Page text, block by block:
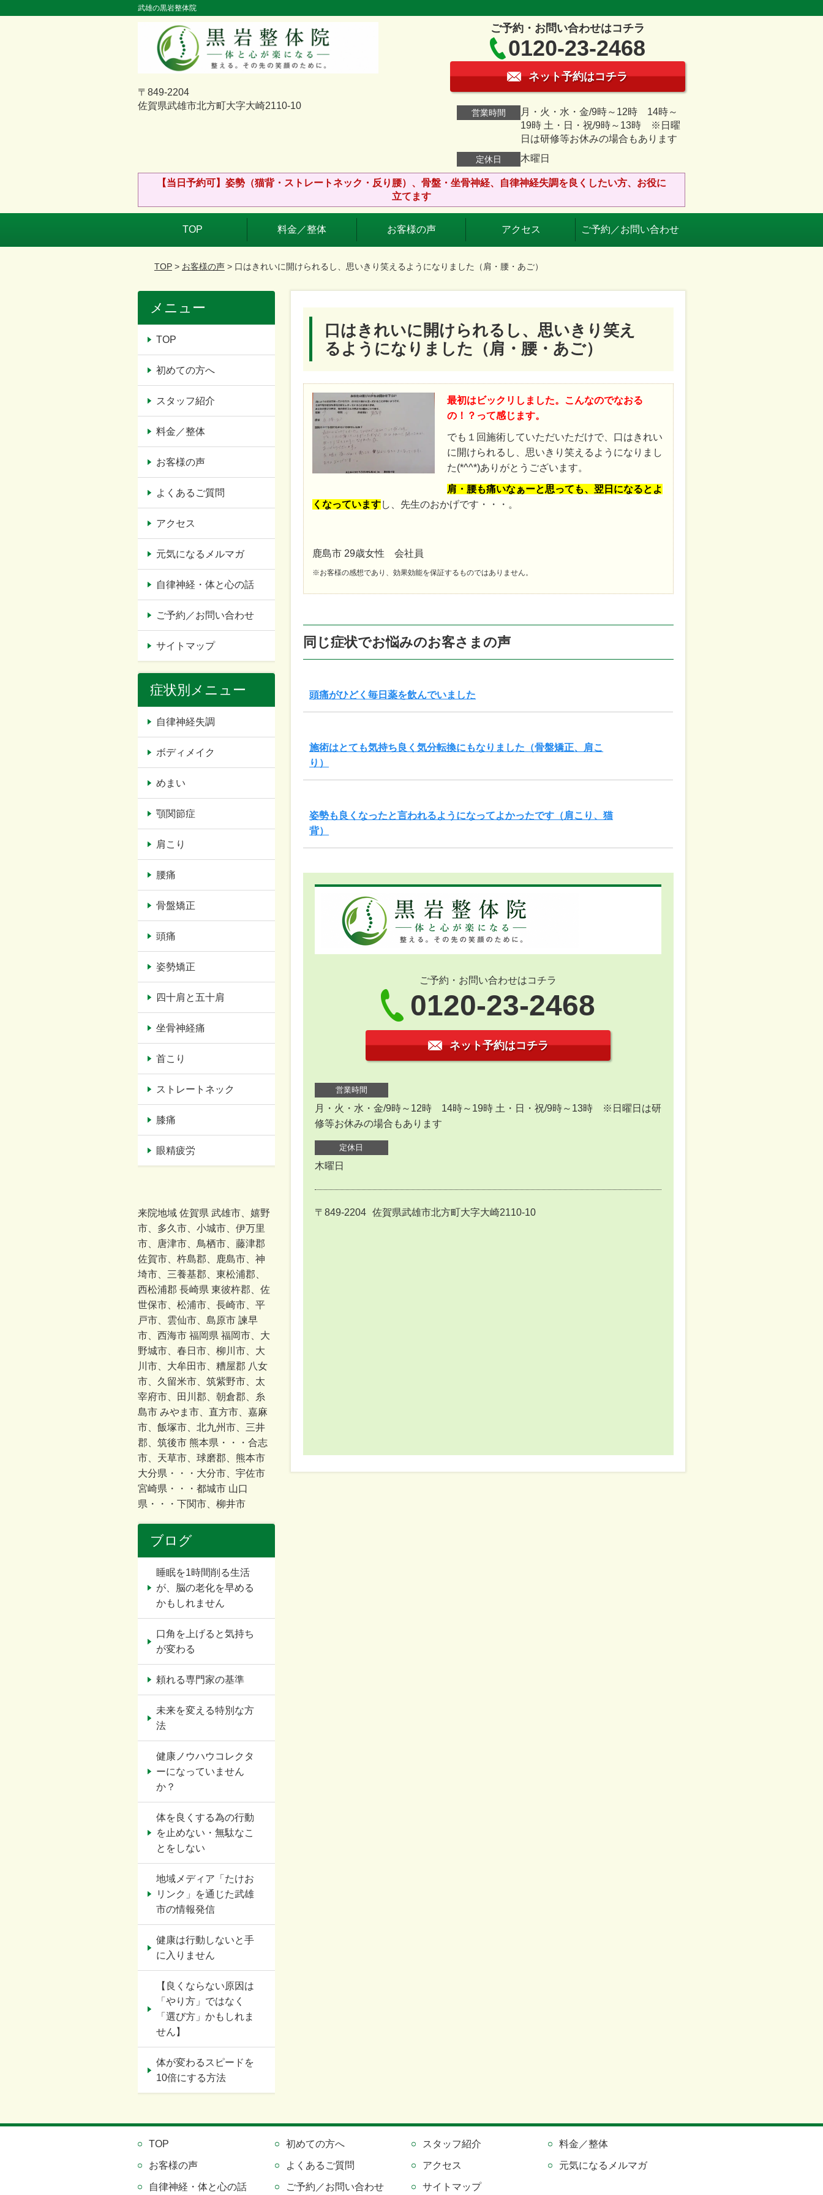
武雄の黒岩整体院
〒849-2204
佐賀県武雄市北方町大字大崎2110-10
ご予約・お問い合わせはコチラ
0120-23-2468
ネット予約はコチラ
営業時間
月・火・水・金/9時～12時 14時～
19時 土・日・祝/9時～13時 ※日曜
日は研修等お休みの場合もあります
定休日 木曜日
【当日予約可】姿勢（猫背・ストレートネック・反り腰）、骨盤・坐骨神経、自律神経失調を良くしたい方、お役に
立てます
TOP 料金／整体 お客様の声 アクセス ご予約／お問い合わせ
TOP> お客様の声> 口はきれいに開けられるし、思いきり笑えるようになりました（肩・腰・あご）
口はきれいに開けられるし、思いきり笑え
るようになりました（肩・腰・あご）
最初はビックリしました。こんなのでなおる
の！？って感じます。
でも１回施術していただいただけで、口はきれい
に開けられるし、思いきり笑えるようになりまし
た(*^^*)ありがとうございます。
肩・腰も痛いなぁーと思っても、翌日になるとよ
くなっていますし、先生のおかげです・・・。
鹿島市 29歳女性 会社員
※お客様の感想であり、効果効能を保証するものではありません。
同じ症状でお悩みのお客さまの声
頭痛がひどく毎日薬を飲んでいました
施術はとても気持ち良く気分転換にもなりました（骨盤矯正、肩こ
り）
姿勢も良くなったと言われるようになってよかったです（肩こり、猫
背）
ご予約・お問い合わせはコチラ
0120-23-2468
ネット予約はコチラ
営業時間
月・火・水・金/9時～12時 14時～19時 土・日・祝/9時～13時 ※日曜日は研
修等お休みの場合もあります
定休日
木曜日
〒849-2204 佐賀県武雄市北方町大字大崎2110-10
メニュー
TOP
初めての方へ
スタッフ紹介
料金／整体
お客様の声
よくあるご質問
アクセス
元気になるメルマガ
自律神経・体と心の話
ご予約／お問い合わせ
サイトマップ
症状別メニュー
自律神経失調
ボディメイク
めまい
顎関節症
肩こり
腰痛
骨盤矯正
頭痛
姿勢矯正
四十肩と五十肩
坐骨神経痛
首こり
ストレートネック
膝痛
眼精疲労
来院地域 佐賀県 武雄市、嬉野
市、多久市、小城市、伊万里
市、唐津市、鳥栖市、藤津郡
佐賀市、杵島郡、鹿島市、神
埼市、三養基郡、東松浦郡、
西松浦郡 長崎県 東彼杵郡、佐
世保市、松浦市、長崎市、平
戸市、雲仙市、島原市 諫早
市、西海市 福岡県 福岡市、大
野城市、春日市、柳川市、大
川市、大牟田市、糟屋郡 八女
市、久留米市、筑紫野市、太
宰府市、田川郡、朝倉郡、糸
島市 みやま市、直方市、嘉麻
市、飯塚市、北九州市、三井
郡、筑後市 熊本県・・・合志
市、天草市、球磨郡、熊本市
大分県・・・大分市、宇佐市
宮崎県・・・都城市 山口
県・・・下関市、柳井市
ブログ
睡眠を1時間削る生活
が、脳の老化を早める
かもしれません
口角を上げると気持ち
が変わる
頼れる専門家の基準
未来を変える特別な方
法
健康ノウハウコレクタ
ーになっていません
か？
体を良くする為の行動
を止めない・無駄なこ
とをしない
地域メディア「たけお
リンク」を通じた武雄
市の情報発信
健康は行動しないと手
に入りません
【良くならない原因は
「やり方」ではなく
「選び方」かもしれま
せん】
体が変わるスピードを
10倍にする方法
TOP 初めての方へ スタッフ紹介 料金／整体
お客様の声 よくあるご質問 アクセス 元気になるメルマガ
自律神経・体と心の話 ご予約／お問い合わせ サイトマップ